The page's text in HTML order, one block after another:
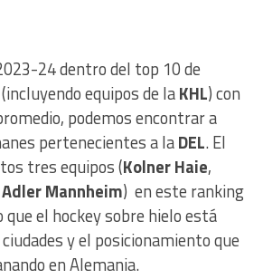
24 dentro del top 10 de
equipos de laKHL) con
podemos encontrar a
pertenecientes a laDEL. El
tres equipos (Kolner Haie,
Adler Mannheim) en este ranking
el hockey sobre hielo está
y el posicionamiento que
en Alemania.